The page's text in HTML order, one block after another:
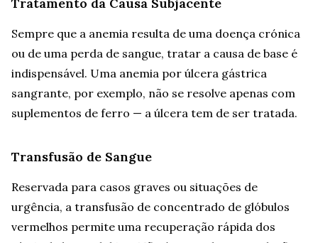
Tratamento da Causa Subjacente
Sempre que a anemia resulta de uma doença crónica
ou de uma perda de sangue, tratar a causa de base é
indispensável. Uma anemia por úlcera gástrica
sangrante, por exemplo, não se resolve apenas com
suplementos de ferro — a úlcera tem de ser tratada.
Transfusão de Sangue
Reservada para casos graves ou situações de
urgência, a transfusão de concentrado de glóbulos
vermelhos permite uma recuperação rápida dos